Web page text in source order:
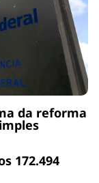
da reforma
172.494